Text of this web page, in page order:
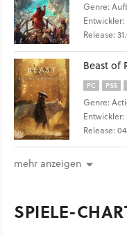
Genre:
Release:
Beast of
PC PS5
Genre:
Entwickler:
Release:
mehr anzeigen
SPIELE-